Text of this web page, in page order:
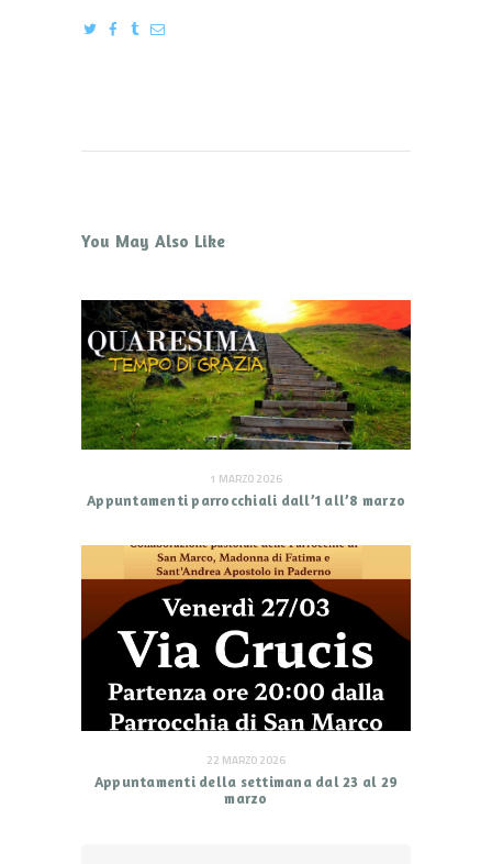
You May Also Like
1 MARZO 2026
Appuntamenti parrocchiali dall’1 all’8 marzo
22 MARZO 2026
Appuntamenti della settimana dal 23 al 29
marzo